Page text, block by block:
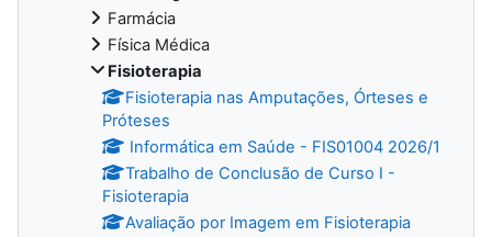
Farmácia
Física Médica
Fisioterapia
Fisioterapia nas Amputações, Órteses e
Próteses
Informática em Saúde - FIS01004 2026/1
Trabalho de Conclusão de Curso I -
Fisioterapia
Avaliação por Imagem em Fisioterapia